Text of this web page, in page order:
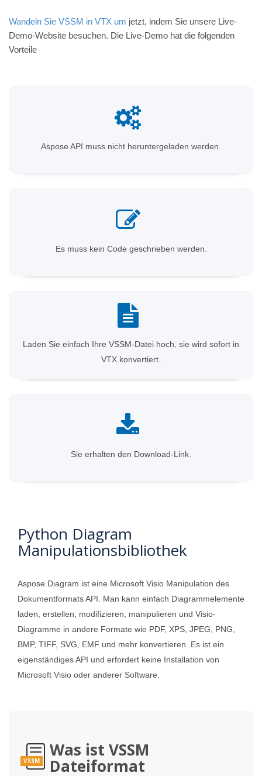
Wandeln Sie VSSM in VTX um jetzt, indem Sie unsere Live-
Demo-Website besuchen. Die Live-Demo hat die folgenden
Vorteile
Aspose API muss nicht heruntergeladen werden.
Es muss kein Code geschrieben werden.
Laden Sie einfach Ihre VSSM-Datei hoch, sie wird sofort in
VTX konvertiert.
Sie erhalten den Download-Link.
Python Diagram
Manipulationsbibliothek
Aspose.Diagram ist eine Microsoft Visio Manipulation des
Dokumentformats API. Man kann einfach Diagrammelemente
laden, erstellen, modifizieren, manipulieren und Visio-
Diagramme in andere Formate wie PDF, XPS, JPEG, PNG,
BMP, TIFF, SVG, EMF und mehr konvertieren. Es ist ein
eigenständiges API und erfordert keine Installation von
Microsoft Visio oder anderer Software.
VSSM
Was ist VSSM
Dateiformat